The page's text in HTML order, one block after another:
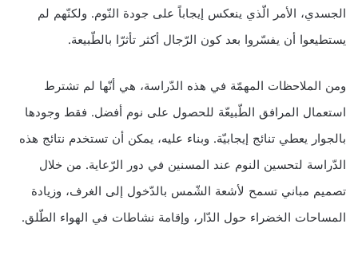
الجسدي، الأمر الّذي ينعكس إيجاباً على جودة النّوم. ولكنّهم لم
يستطيعوا أن يفسّروا بعد كون الرّجال أكثر تأثرّا بالطّبيعة.
ومن الملاحظات المهمّة في هذه الدّراسة، هي أنّها لم تشترط
استعمال المرافق الطّبيعّة للحصول على نوم أفضل. فقط وجودها
بالجوار يعطي تنائج إيجابيّة. وبناء عليه، يمكن أن تستخدم نتائج هذه
الدّراسة لتحسين النوم عند المسنين في دور الرّعاية. من خلال
تصميم مباني تسمح لأشعة الشّمس بالدّخول إلى الغرف، وزيادة
المساحات الخضراء حول الدّار، وإقامة نشاطات في الهواء الطّلق.